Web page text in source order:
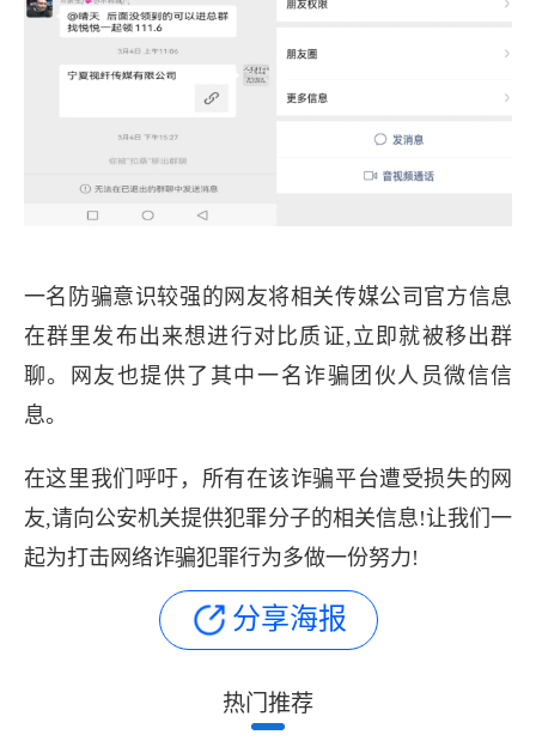
一名防骗意识较强的网友将相关传媒公司官方信息
在群里发布出来想进行对比质证,立即就被移出群
聊。网友也提供了其中一名诈骗团伙人员微信信
息。
在这里我们呼吁，所有在该诈骗平台遭受损失的网
友,请向公安机关提供犯罪分子的相关信息!让我们一
起为打击网络诈骗犯罪行为多做一份努力!
分享海报
热门推荐